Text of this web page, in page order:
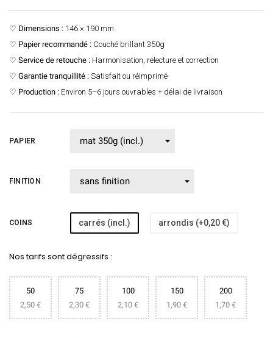
♡ Dimensions : 146 × 190 mm
♡ Papier recommandé : Couché brillant 350g
♡ Service de retouche : Harmonisation, relecture et correction
♡ Garantie tranquillité : Satisfait ou réimprimé
♡ Production : Environ 5–6 jours ouvrables + délai de livraison
PAPIER
FINITION
COINS carrés (incl.) arrondis (+0,20 €)
Nos tarifs sont dégressifs :
50
2,50 €
75
2,30 €
100
2,10 €
150
1,90 €
200
1,70 €